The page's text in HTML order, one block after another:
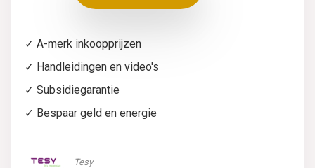
✓ A-merk inkoopprijzen
✓ Handleidingen en video's
✓ Subsidiegarantie
✓ Bespaar geld en energie
Tesy